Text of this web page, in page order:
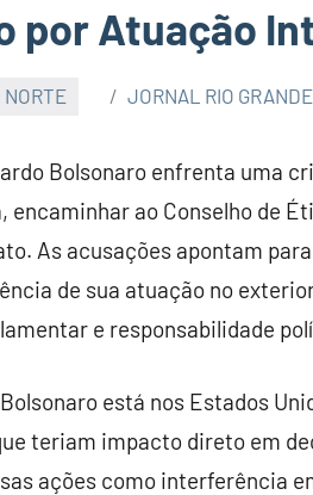
por Atuação
NORTE JORNAL RIO
Bolsonaro enfrenta uma
encaminhar ao Conselho de
As acusações apontam
de sua atuação no
e responsabilidade
está nos Estados
teriam impacto direto em
ações como interferência